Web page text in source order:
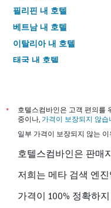
필리핀 내 호텔
베트남 내 호텔
이탈리아 내 호텔
태국 내 호텔
*
호텔스컴바인은 고객 편의를
중이나, 가격이 보장되지 않습
일부 가격이 보장되지 않는
호텔스컴바인은 판매
저희는 메타 검색 엔
가격이 100% 정확하